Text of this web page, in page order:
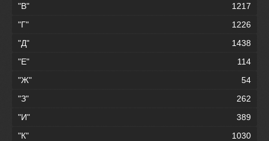
"В"
1217
"Г"
1226
"Д"
1438
"Е"
114
"Ж"
54
"З"
262
"И"
389
"К"
1030